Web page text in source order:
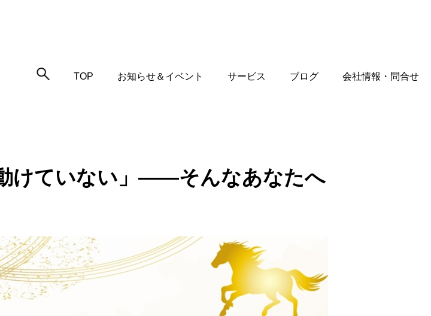
TOP お知らせ＆イベント サービス ブログ 会社情報・問合せ
けていない」——そんなあなたへ